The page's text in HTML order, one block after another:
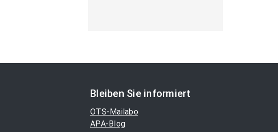
Bleiben Sie informiert
OTS-Mailabo
APA-Blog